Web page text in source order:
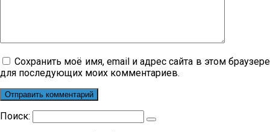
Сохранить моё имя, email и адрес сайта в этом браузере
для последующих моих комментариев.
Поиск: